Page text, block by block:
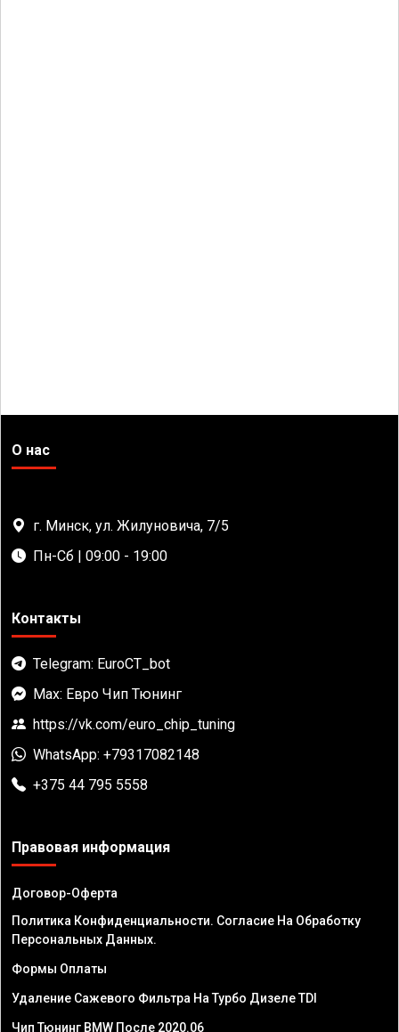
О нас
г. Минск, ул. Жилуновича, 7/5
Пн-Сб | 09:00 - 19:00
Контакты
Telegram: EuroCT_bot
Max: Евро Чип Тюнинг
https://vk.com/euro_chip_tuning
WhatsApp: +79317082148
+375 44 795 5558
Правовая информация
Договор-Оферта
Политика Конфиденциальности. Согласие На Обработку
Персональных Данных.
Формы Оплаты
Удаление Сажевого Фильтра На Турбо Дизеле TDI
Чип Тюнинг BMW После 2020.06